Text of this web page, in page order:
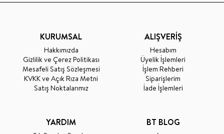
KURUMSAL
Hakkımızda
Gizlilik ve Çerez Politikası
Mesafeli Satış Sözleşmesi
KVKK ve Açık Rıza Metni
Satış Noktalarımız
ALIŞVERİŞ
Hesabım
Üyelik İşlemleri
İşlem Rehberi
Siparişlerim
İade İşlemleri
YARDIM BT BLOG